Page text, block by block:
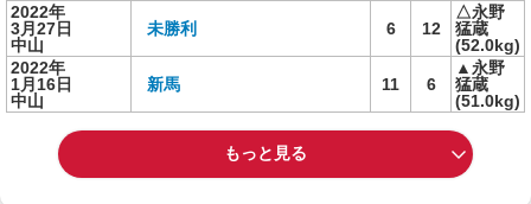
2022年
3月27日
中山
未勝利 6 12
△永野
猛蔵
(52.0kg)
2022年
1月16日
中山
新馬 11 6
▲永野
猛蔵
(51.0kg)
もっと見る